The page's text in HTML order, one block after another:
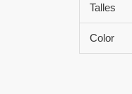
Talles
Color